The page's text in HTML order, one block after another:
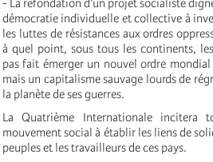
- La refondation d’un projet socialiste
démocratie individuelle et collective à
les luttes de résistances aux ordres
à quel point, sous tous les continents,
pas fait émerger un nouvel ordre
mais un capitalisme sauvage lourds de
la planète de ses guerres.
La Quatrième Internationale incitera
mouvement social à établir les liens de
peuples et les travailleurs de ces pays.